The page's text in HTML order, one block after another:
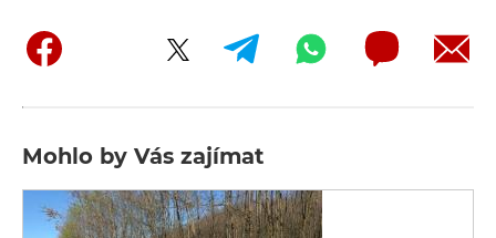
Mohlo by Vás zajímat